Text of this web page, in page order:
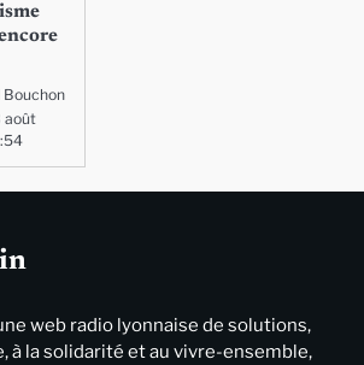
Bouchon
août
web radio lyonnaise de solutions,
à la solidarité et au vivre-ensemble,